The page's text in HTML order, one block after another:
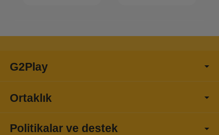
G2Play
Ortaklık
Politikalar ve destek